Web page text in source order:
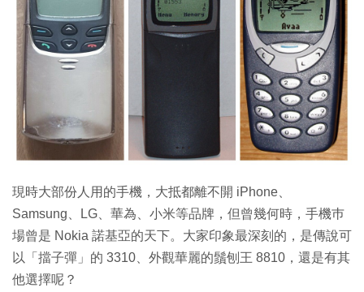
生成式AI與雲端應用
Enterprise Digital Transformation
特集
現時大部份人用的手機，大抵都離不開 iPhone、
Samsung、LG、華為、小米等品牌，但曾幾何時，手機巿
場曾是 Nokia 諾基亞的天下。大家印象最深刻的，是傳說可
以「擋子彈」的 3310、外觀華麗的鬚刨王 8810，還是有其
他選擇呢？